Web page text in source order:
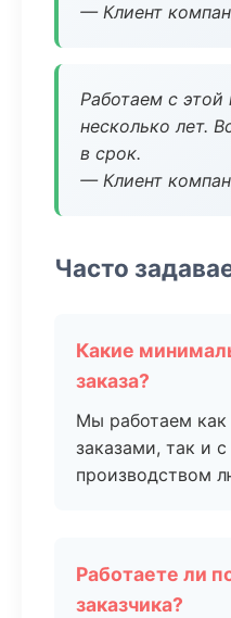
— Клиент
Работаем с
несколько лет.
в срок.
— Клиент
Часто
Какие
заказа?
Мы работаем
заказами, так и
производством
Работаете ли
заказчика?